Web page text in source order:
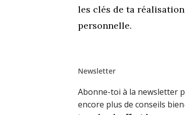
les clés de ta réalisation
personnelle.
Newsletter